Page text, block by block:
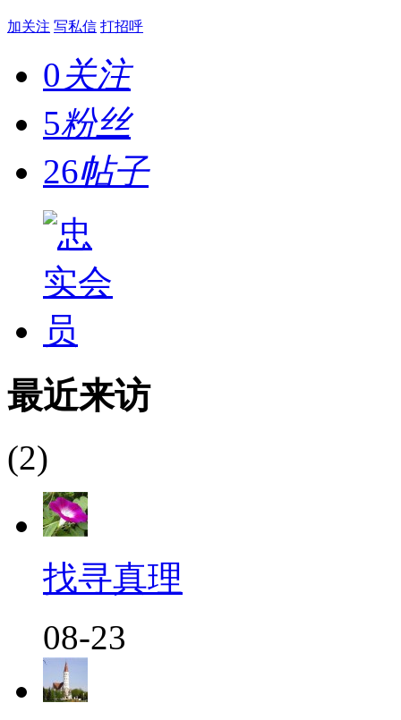
加关注 写私信 打招呼
0关注
5粉丝
26帖子
最近来访
(2)
找寻真理
08-23